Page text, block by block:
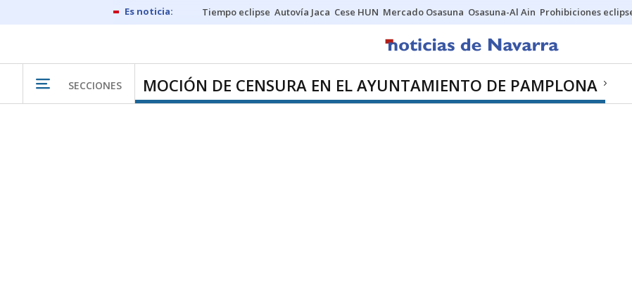
Tiempo eclipse Autovía Jaca Cese HUN Mercado Osasuna Osasuna-Al Ain Prohibiciones
SECCIONES MOCIÓN DE CENSURA EN EL AYUNTAMIENTO DE PAMPLONA